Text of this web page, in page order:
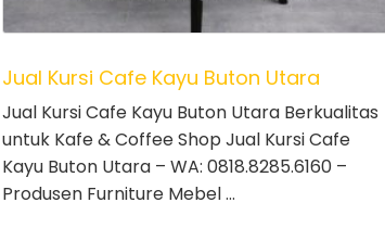
Jual Kursi Cafe Kayu Buton Utara
Jual Kursi Cafe Kayu Buton Utara Berkualitas
untuk Kafe & Coffee Shop Jual Kursi Cafe
Kayu Buton Utara – WA: 0818.8285.6160 –
Produsen Furniture Mebel …